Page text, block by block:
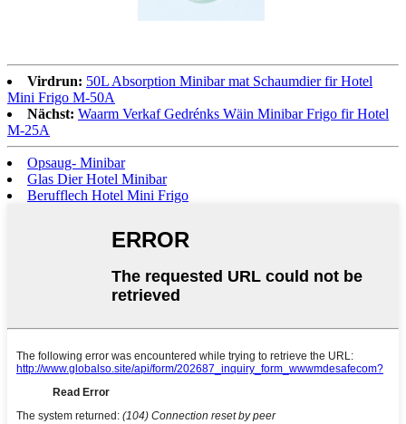
Virdrun: 50L Absorption Minibar mat Schaumdier fir Hotel
Mini Frigo M-50A
Nächst: Waarm Verkaf Gedrénks Wäin Minibar Frigo fir Hotel
M-25A
Opsaug- Minibar
Glas Dier Hotel Minibar
Berufflech Hotel Mini Frigo